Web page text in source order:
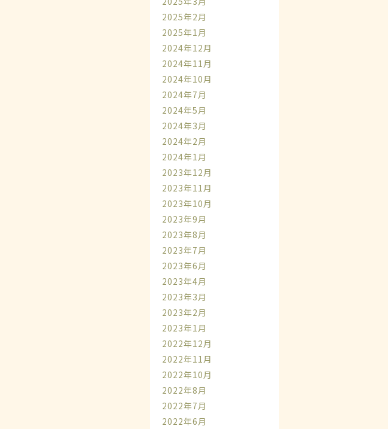
2025年2月
2025年1月
2024年12月
2024年11月
2024年10月
2024年7月
2024年5月
2024年3月
2024年2月
2024年1月
2023年12月
2023年11月
2023年10月
2023年9月
2023年8月
2023年7月
2023年6月
2023年4月
2023年3月
2023年2月
2023年1月
2022年12月
2022年11月
2022年10月
2022年8月
2022年7月
2022年6月